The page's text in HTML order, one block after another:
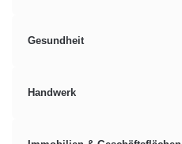
Gesundheit
Handwerk